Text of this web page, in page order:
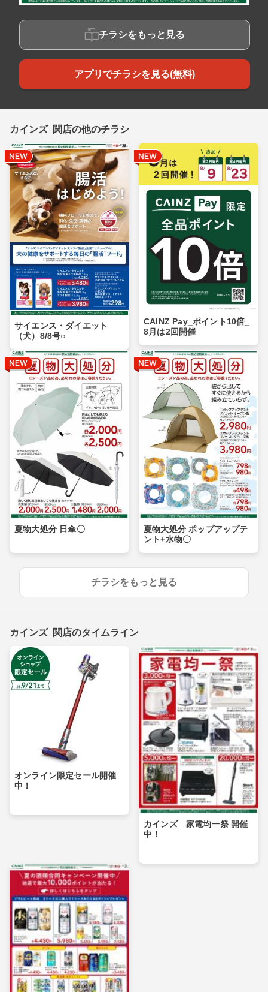
チラシをもっと見る
アプリでチラシを見る(無料)
カインズ 関店の他のチラシ
サイエンス・ダイエット
（犬）8/8号○
CAINZ Pay_ポイント10倍_
8月は2回開催
夏物大処分 日傘〇
夏物大処分 ポップアップテ
ント+水物〇
チラシをもっと見る
カインズ 関店のタイムライン
オンライン限定セール開催
中！
カインズ 家電均一祭 開催
中！